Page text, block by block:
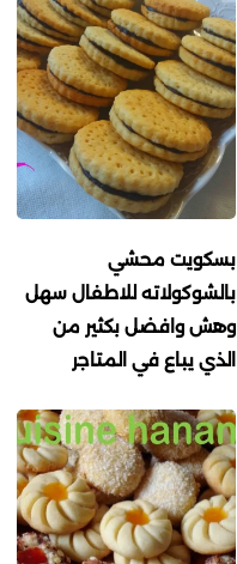
بسكويت محشي
بالشوكولاته للاطفال سهل
وهش وافضل بكثير من
الذي يباع في المتاجر